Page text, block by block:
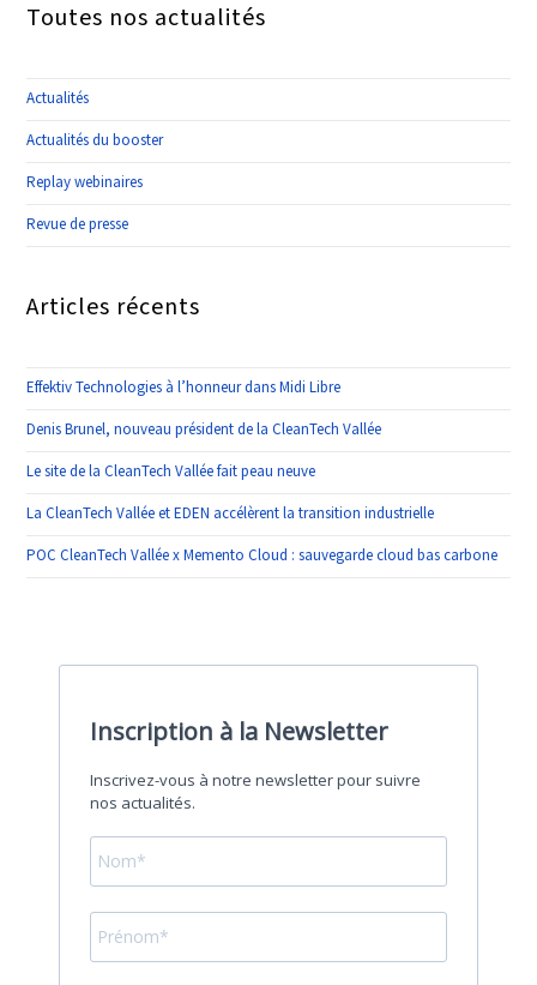
Toutes nos actualités
Actualités
Actualités du booster
Replay webinaires
Revue de presse
Articles récents
Effektiv Technologies à l’honneur dans Midi Libre
Denis Brunel, nouveau président de la CleanTech Vallée
Le site de la CleanTech Vallée fait peau neuve
La CleanTech Vallée et EDEN accélèrent la transition industrielle
POC CleanTech Vallée x Memento Cloud : sauvegarde cloud bas carbone
Inscription à la Newsletter
Inscrivez-vous à notre newsletter pour suivre
nos actualités.